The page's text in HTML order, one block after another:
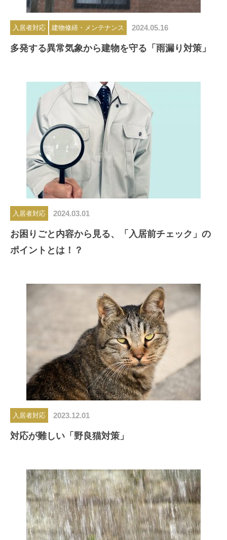
入居者対応 建物修繕・メンテナンス 2024.05.16
多発する異常気象から建物を守る「雨漏り対策」
入居者対応 2024.03.01
お困りごと内容から見る、「入居前チェック」の
ポイントとは！？
入居者対応 2023.12.01
対応が難しい「野良猫対策」